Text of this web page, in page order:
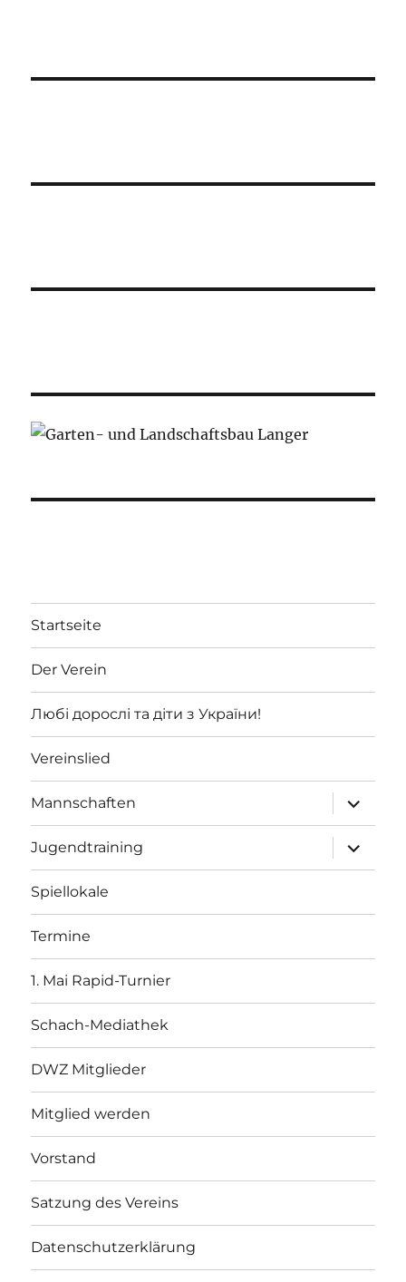
Startseite
Der Verein
Любі дорослі та діти з України!
Vereinslied
Mannschaften
öffnen
Jugendtraining
öffnen
Spiellokale
Termine
1. Mai Rapid-Turnier
Schach-Mediathek
DWZ Mitglieder
Mitglied werden
Vorstand
Satzung des Vereins
Datenschutzerklärung